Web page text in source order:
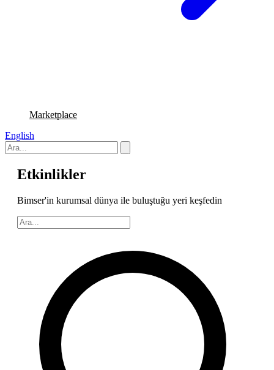
Marketplace
English
Etkinlikler
Bimser'in kurumsal dünya ile buluştuğu yeri keşfedin